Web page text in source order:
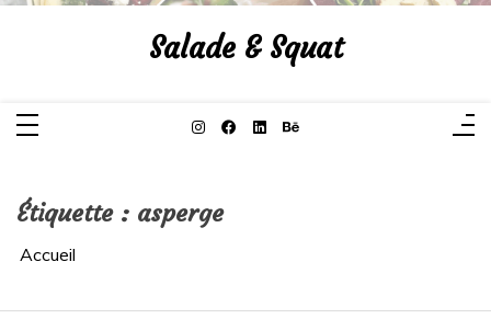
Aller
Salade & Squat
Étiquette : asperge
Accueil